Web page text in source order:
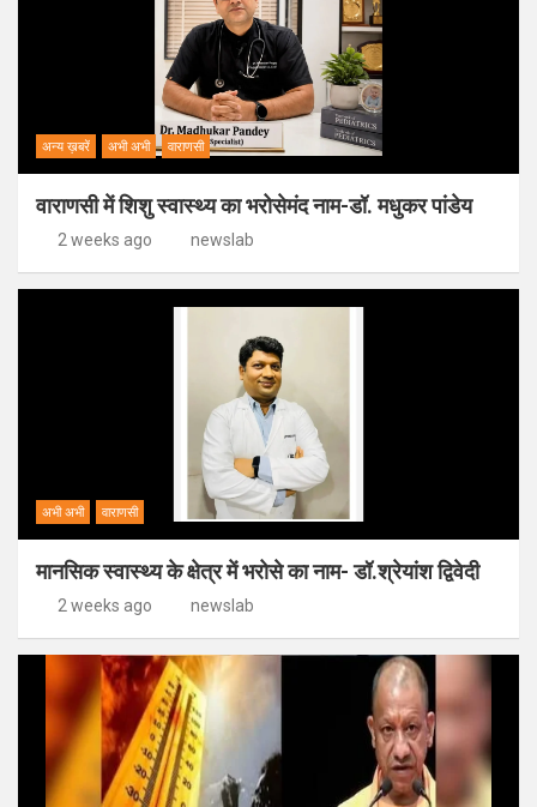
अन्य ख़बरें अभी अभी वाराणसी
वाराणसी में शिशु स्वास्थ्य का भरोसेमंद नाम-डॉ. मधुकर पांडेय
2 weeks ago newslab
अभी अभी वाराणसी
मानसिक स्वास्थ्य के क्षेत्र में भरोसे का नाम- डॉ.श्रेयांश द्विवेदी
2 weeks ago newslab